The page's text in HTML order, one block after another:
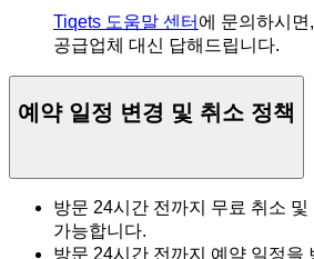
Tiqets 도움말 센터 에 문의하시면
공급업체 대신 답해드립니다.
예약 일정 변경 및 취소 정책
방문 24시간 전까지 무료 취소 및
가능합니다.
방문 24시간 전까지 예약 일정을